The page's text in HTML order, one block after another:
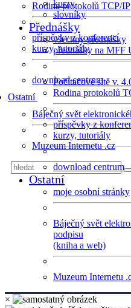
Rodina protokolů TCP/IP
příspěvky z konferencí
kurzy, tutoriály
download centrum
Ostatní
Báječný svět
Muzeum Internetu .cz
kurzy
slovníky
Přednášky
všechny přednášky
přednášky na MFF
Počítačové sítě v.
Rodina protokolů
příspěvky z
kurzy, tutoriály
download centrum
Ostatní
moje osobní stránky
Báječný svět
podpisu
(kniha a web)
Muzeum Internetu
×